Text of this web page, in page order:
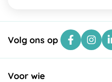
Volg ons op
Voor wie